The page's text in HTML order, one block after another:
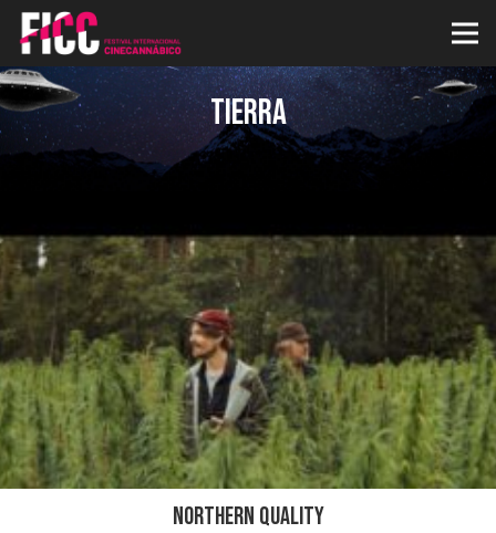
Tierra
Northern Quality